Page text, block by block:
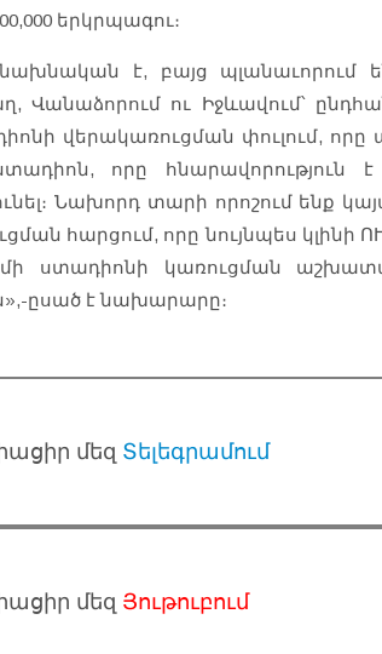
երկրպագու։
է, բայց պլանաւորում
Վանաձորում ու Իջևավում՝
վերակառուցման փուլում, որը
որը հնարավորություն է
Նախորդ տարի որոշում ենք
հարցում, որը նույնպես կլինի
ստադիոնի կառուցման
ըսած է նախարարը։
մեզ Տելեգրամում
մեզ Յութուբում